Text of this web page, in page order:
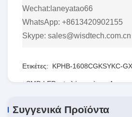
Wechat:laneyatao66
WhatsApp: +8613420902155
Skype: sales@wisdtech.com.cn
Ετικέτες: KPHB-1608CGKSYKC-GX
SMD LED υψηλής ισχύος,
Συγγενικά Προϊόντα